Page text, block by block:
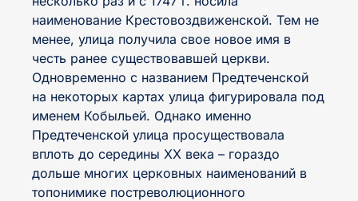
наименование Крестовоздвиженской. Тем не
менее, улица получила свое новое имя в
честь ранее существовавшей церкви.
Одновременно с названием Предтеченской
на некоторых картах улица фигурировала под
именем Кобыльей. Однако именно
Предтеченской улица просуществовала
вплоть до середины XX века – гораздо
дольше многих церковных наименований в
топонимике постреволюционного